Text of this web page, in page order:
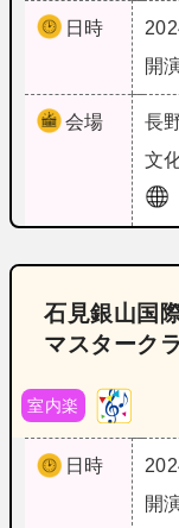
日時
開
会場 長
文
石見銀山国
マスタークラ
室内楽
日時
開